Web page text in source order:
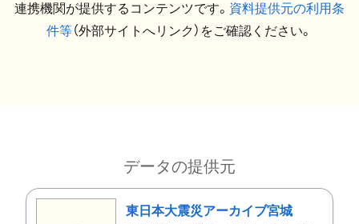
連携機関が提供するコンテンツです。 資料提供元の利用条
件等（外部サイトへリンク）をご確認ください。
データの提供元
東日本大震災アーカイブ宮城